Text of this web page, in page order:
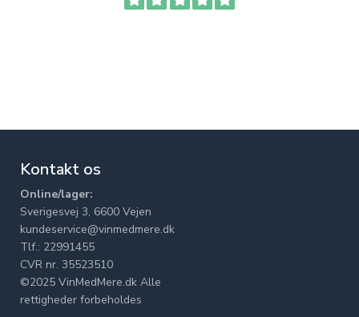
Kontakt os
Online/lager:
Sverigesvej 3, 6600 Vejen
kundeservice@vinmedmere.dk
Tlf.: 22991455
CVR nr. 35523510
©2025 VinMedMere.dk Alle
rettigheder forbeholdes